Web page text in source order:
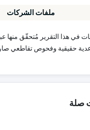
ملفات الشركات
في هذا التقرير مُتحقّق منها
حقيقية وفحوص تقاطعي
صلة